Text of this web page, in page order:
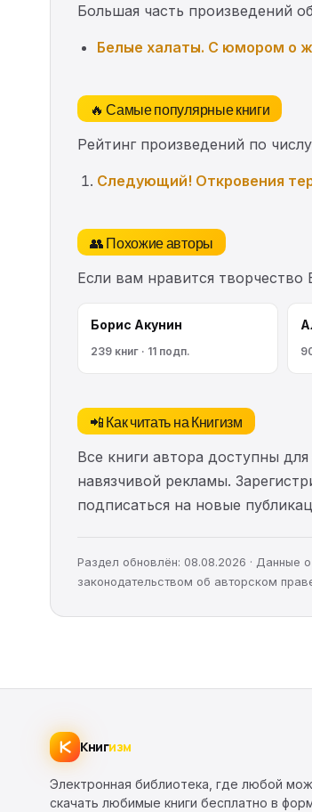
Большая часть произведений
Белые халаты. С юмором о
🔥 Самые популярные книги
Рейтинг произведений по
Следующий! Откровения
👥 Похожие авторы
Если вам нравится
Борис Акунин
239 книг · 11 подп.
📲 Как читать на Книгизм
Все книги автора доступны
навязчивой рекламы.
подписаться на новые
Раздел обновлён: 08.08.2026 · Данные
законодательством об авторском
Книгизм
Электронная библиотека, где любой
скачать любимые книги бесплатно в